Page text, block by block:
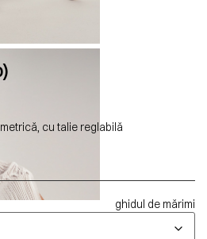
cu talie reglabilă
ghidul de mărimi